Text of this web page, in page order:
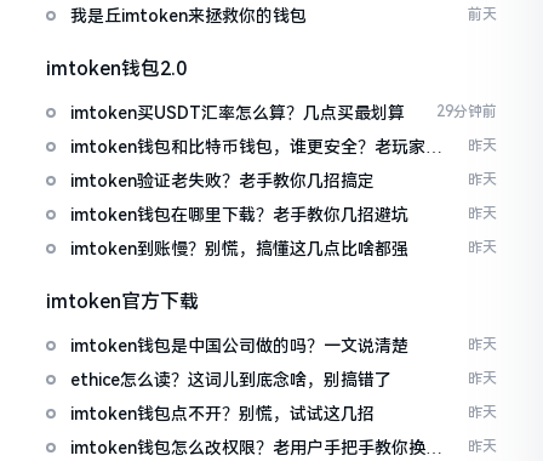
招能救急
我是丘imtoken来拯救你的钱包 前天
imtoken钱包2.0
imtoken买USDT汇率怎么算？几点买最划算 29分钟前
imtoken钱包和比特币钱包，谁更安全？老玩家来
聊聊
昨天
imtoken验证老失败？老手教你几招搞定 昨天
imtoken钱包在哪里下载？老手教你几招避坑 昨天
imtoken到账慢？别慌，搞懂这几点比啥都强 昨天
imtoken官方下载
imtoken钱包是中国公司做的吗？一文说清楚 昨天
ethice怎么读？这词儿到底念啥，别搞错了 昨天
imtoken钱包点不开？别慌，试试这几招 昨天
imtoken钱包怎么改权限？老用户手把手教你换主
昨天